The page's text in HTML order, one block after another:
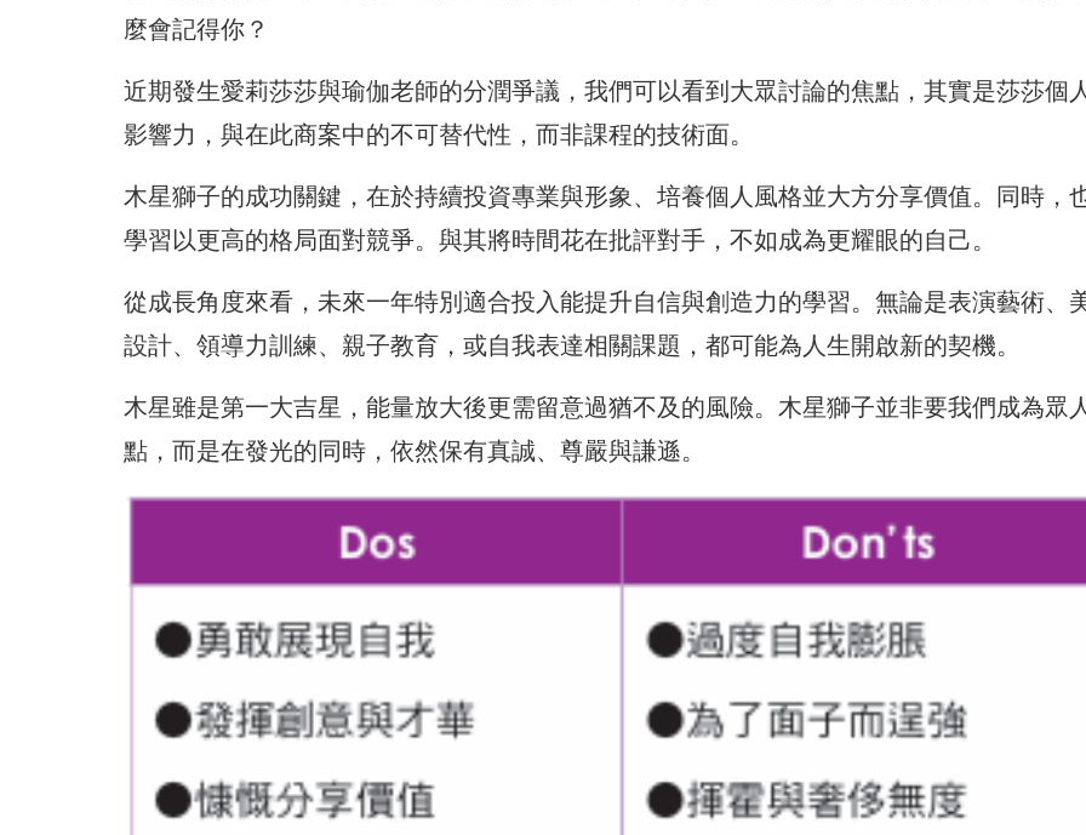
麼會記得你？
近期發生愛莉莎莎與瑜伽老師的分潤爭議，我們可以看到大眾討論的焦點，其實是莎莎個
影響力，與在此商案中的不可替代性，而非課程的技術面。
木星獅子的成功關鍵，在於持續投資專業與形象、培養個人風格並大方分享價值。同時，
學習以更高的格局面對競爭。與其將時間花在批評對手，不如成為更耀眼的自己。
從成長角度來看，未來一年特別適合投入能提升自信與創造力的學習。無論是表演藝術、
設計、領導力訓練、親子教育，或自我表達相關課題，都可能為人生開啟新的契機。
木星雖是第一大吉星，能量放大後更需留意過猶不及的風險。木星獅子並非要我們成為眾
點，而是在發光的同時，依然保有真誠、尊嚴與謙遜。